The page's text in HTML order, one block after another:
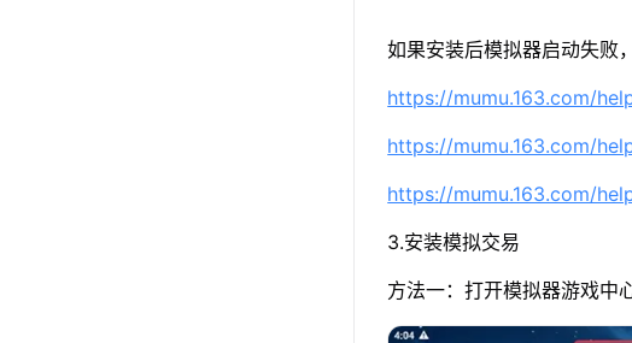
如果安装后模拟器启动失败
https://mumu.163.com/
https://mumu.163.com/
https://mumu.163.com/
3.安装模拟交易
方法一：打开模拟器游戏中